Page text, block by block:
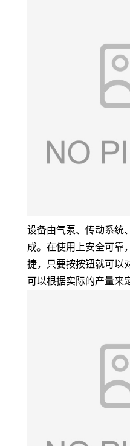
设备由气泵、传动系统
成。在使用上安全可靠
捷，只要按按钮就可以
可以根据实际的产量来